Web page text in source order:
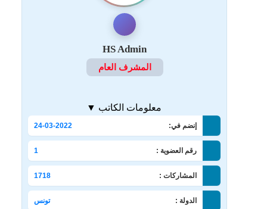
HS Admin
المشرف العام
معلومات الكاتب ▼
إنضم في: 24-03-2022
رقم العضوية : 1
المشاركات : 1718
الدولة : تونس